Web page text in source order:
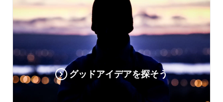
グッドアイデアを探そう